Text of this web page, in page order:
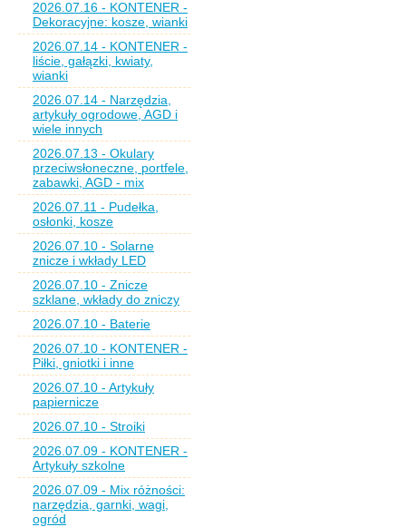
2026.07.16 - KONTENER -
Dekoracyjne: kosze, wianki
2026.07.14 - KONTENER -
liście, gałązki, kwiaty,
wianki
2026.07.14 - Narzędzia,
artykuły ogrodowe, AGD i
wiele innych
2026.07.13 - Okulary
przeciwsłoneczne, portfele,
zabawki, AGD - mix
2026.07.11 - Pudełka,
osłonki, kosze
2026.07.10 - Solarne
znicze i wkłady LED
2026.07.10 - Znicze
szklane, wkłady do zniczy
2026.07.10 - Baterie
2026.07.10 - KONTENER -
Piłki, gniotki i inne
2026.07.10 - Artykuły
papiernicze
2026.07.10 - Stroiki
2026.07.09 - KONTENER -
Artykuły szkolne
2026.07.09 - Mix różności:
narzędzia, garnki, wagi,
ogród